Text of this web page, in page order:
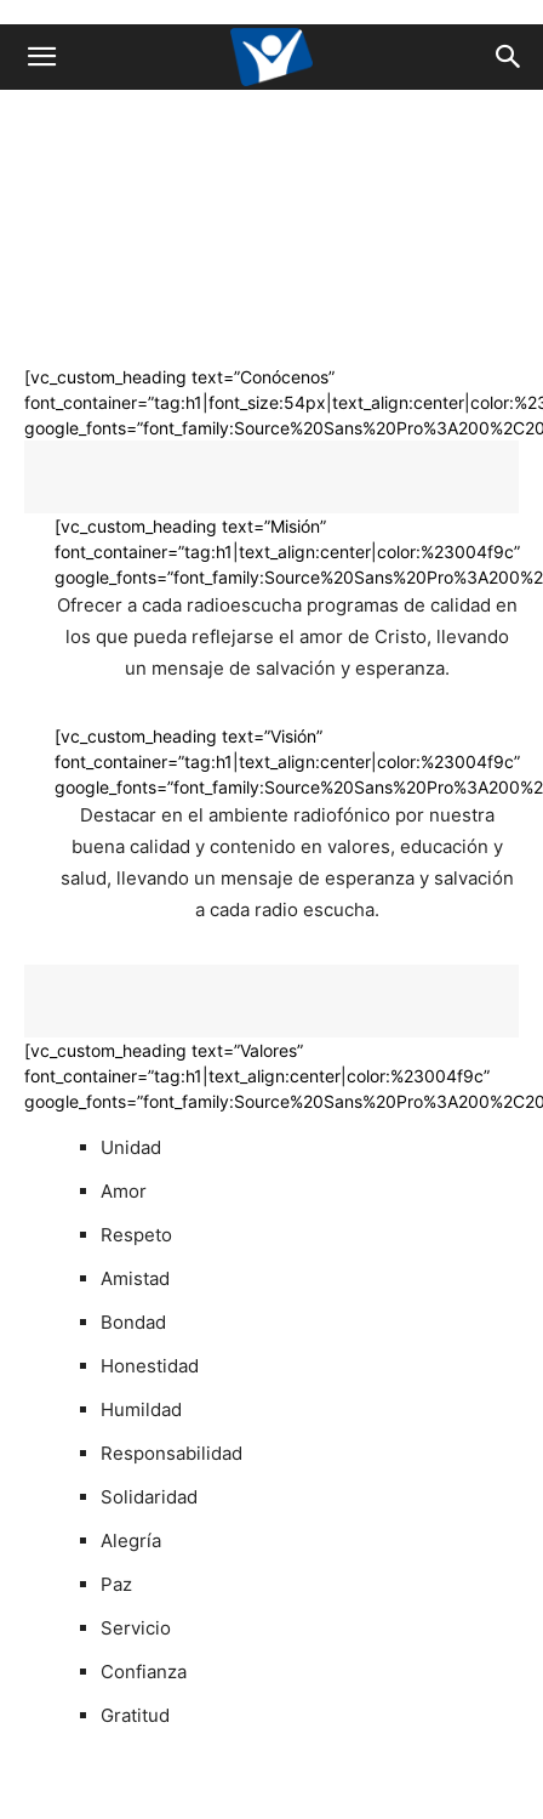
[vc_custom_heading text=”Conócenos”
[vc_custom_heading text=”Misión”
font_container=”tag:h1|text_align:center|color:%23004f9c”
Ofrecer a cada radioescucha programas de calidad en
los que pueda reflejarse el amor de Cristo, llevando
un mensaje de salvación y esperanza.
[vc_custom_heading text=”Visión”
font_container=”tag:h1|text_align:center|color:%23004f9c”
Destacar en el ambiente radiofónico por nuestra
buena calidad y contenido en valores, educación y
salud, llevando un mensaje de esperanza y salvación
a cada radio escucha.
[vc_custom_heading text=”Valores”
font_container=”tag:h1|text_align:center|color:%23004f9c”
Unidad
Amor
Respeto
Amistad
Bondad
Honestidad
Humildad
Responsabilidad
Solidaridad
Alegría
Paz
Servicio
Confianza
Gratitud